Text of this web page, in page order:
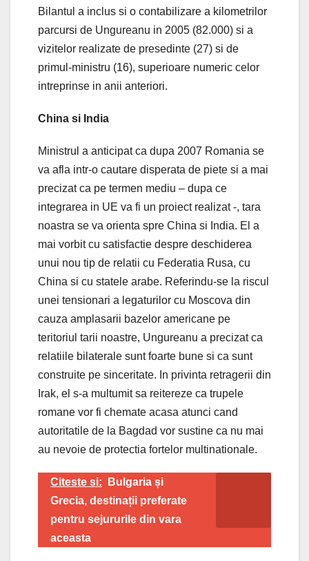
Bilantul a inclus si o contabilizare a kilometrilor
parcursi de Ungureanu in 2005 (82.000) si a
vizitelor realizate de presedinte (27) si de
primul-ministru (16), superioare numeric celor
intreprinse in anii anteriori.
China si India
Ministrul a anticipat ca dupa 2007 Romania se
va afla intr-o cautare disperata de piete si a mai
precizat ca pe termen mediu – dupa ce
integrarea in UE va fi un proiect realizat -, tara
noastra se va orienta spre China si India. El a
mai vorbit cu satisfactie despre deschiderea
unui nou tip de relatii cu Federatia Rusa, cu
China si cu statele arabe. Referindu-se la riscul
unei tensionari a legaturilor cu Moscova din
cauza amplasarii bazelor americane pe
teritoriul tarii noastre, Ungureanu a precizat ca
relatiile bilaterale sunt foarte bune si ca sunt
construite pe sinceritate. In privinta retragerii din
Irak, el s-a multumit sa reitereze ca trupele
romane vor fi chemate acasa atunci cand
autoritatile de la Bagdad vor sustine ca nu mai
au nevoie de protectia fortelor multinationale.
Citeste si:
Bulgaria și
Grecia, destinații preferate
pentru sejururile din vara
aceasta